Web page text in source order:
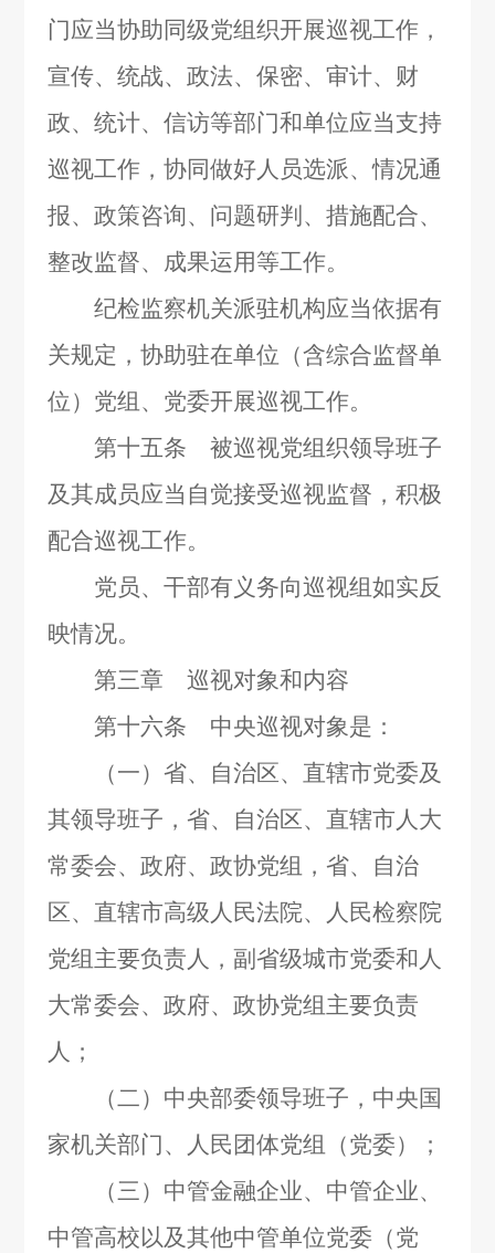
门应当协助同级党组织开展巡视工作，
宣传、统战、政法、保密、审计、财
政、统计、信访等部门和单位应当支持
巡视工作，协同做好人员选派、情况通
报、政策咨询、问题研判、措施配合、
整改监督、成果运用等工作。
纪检监察机关派驻机构应当依据有
关规定，协助驻在单位（含综合监督单
位）党组、党委开展巡视工作。
第十五条 被巡视党组织领导班子
及其成员应当自觉接受巡视监督，积极
配合巡视工作。
党员、干部有义务向巡视组如实反
映情况。
第三章 巡视对象和内容
第十六条 中央巡视对象是：
（一）省、自治区、直辖市党委及
其领导班子，省、自治区、直辖市人大
常委会、政府、政协党组，省、自治
区、直辖市高级人民法院、人民检察院
党组主要负责人，副省级城市党委和人
大常委会、政府、政协党组主要负责
人；
（二）中央部委领导班子，中央国
家机关部门、人民团体党组（党委）；
（三）中管金融企业、中管企业、
中管高校以及其他中管单位党委（党